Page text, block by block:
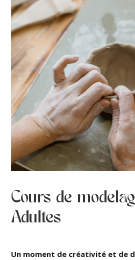
Cours de
Adultes
Un moment de créativité et de